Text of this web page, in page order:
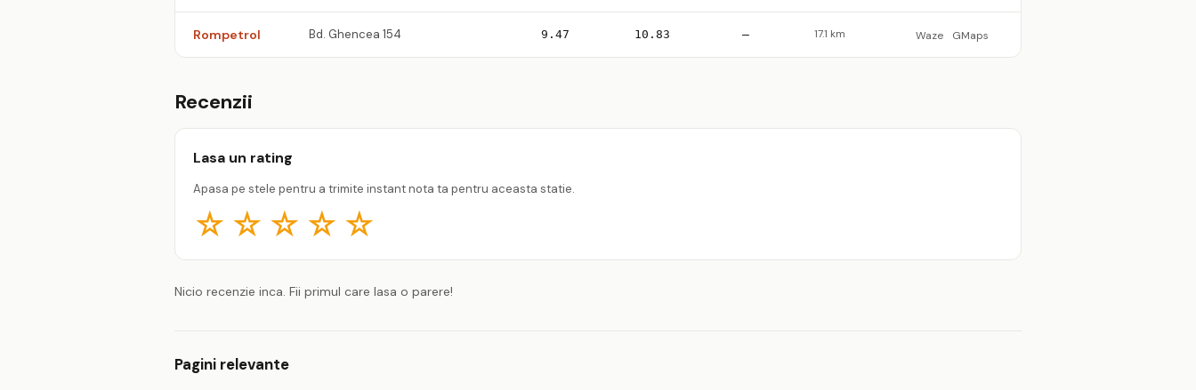
Rompetrol Bd. Ghencea 154 9.47 10.83 — 17.1 km Waze GMaps
Recenzii
Lasa un rating
Apasa pe stele pentru a trimite instant nota ta pentru aceasta statie.
☆ ☆ ☆ ☆ ☆
Nicio recenzie inca. Fii primul care lasa o parere!
Pagini relevante